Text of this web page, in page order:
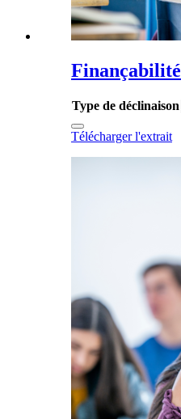
Finançabilité
Type de déclinaison
Télécharger l'extrait